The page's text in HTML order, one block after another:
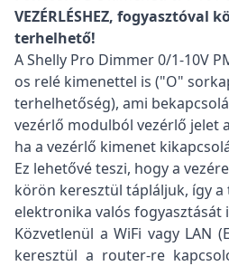
VEZÉRLÉSHEZ, fogyasztóval
terhelhető!
A Shelly Pro Dimmer 0/1-10V
os relé kimenettel is ("O"
terhelhetőség), ami
vezérlő modulból vezérlő jelet
ha a vezérlő kimenet
Ez lehetővé teszi, hogy a
körön keresztül tápláljuk, így
elektronika valós
Közvetlenül a WiFi vagy LAN
keresztül a router-re